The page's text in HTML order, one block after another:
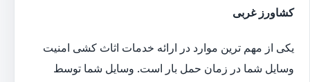
کشاورز غربی
یکی از مهم ترین موارد در ارائه خدمات اثاث کشی امنیت
وسایل شما در زمان حمل بار است. وسایل شما توسط